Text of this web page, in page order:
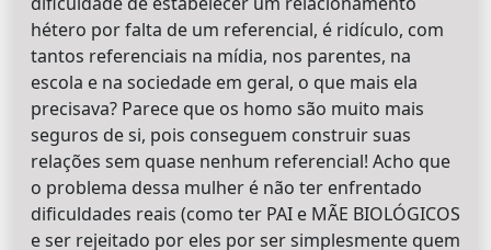
hétero por falta de um referencial, é ridículo, com
tantos referenciais na mídia, nos parentes, na
escola e na sociedade em geral, o que mais ela
precisava? Parece que os homo são muito mais
seguros de si, pois conseguem construir suas
relações sem quase nenhum referencial! Acho que
o problema dessa mulher é não ter enfrentado
dificuldades reais (como ter PAI e MÃE BIOLÓGICOS
e ser rejeitado por eles por ser simplesmente quem